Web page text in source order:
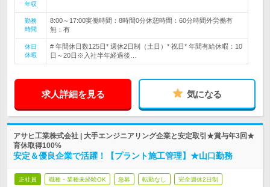
年収
勤務
時間
8:00～17:00実働時間：8時間0分休憩時間：60分時間外労働有
無：有
休日
休暇
# 年間休日数125日* 週休2日制（土日）* 祝日* 年間有給休暇：10
日～20日※入社半年経過後…
求人詳細を見る 気になる
アサヒ工業株式会社 | 大手エンジニアリング企業と安定取引★賞与年3回★
育休取得100%
安定＆優良企業で活躍！【プラント施工管理】★山口勤務
正社員 職種・業種未経験OK 急募 転勤なし 完全週休2日制